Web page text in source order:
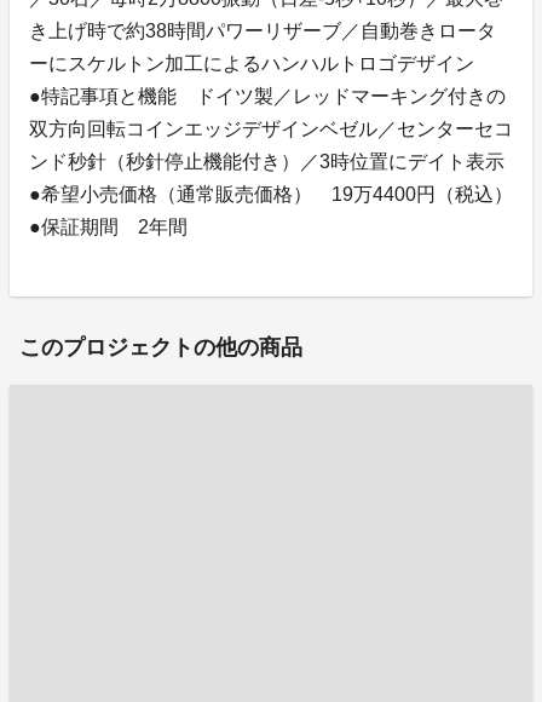
き上げ時で約38時間パワーリザーブ／自動巻きロータ
ーにスケルトン加工によるハンハルトロゴデザイン
●特記事項と機能 ドイツ製／レッドマーキング付きの
双方向回転コインエッジデザインベゼル／センターセコ
ンド秒針（秒針停止機能付き）／3時位置にデイト表示
●希望小売価格（通常販売価格） 19万4400円（税込）
●保証期間 2年間
このプロジェクトの他の商品